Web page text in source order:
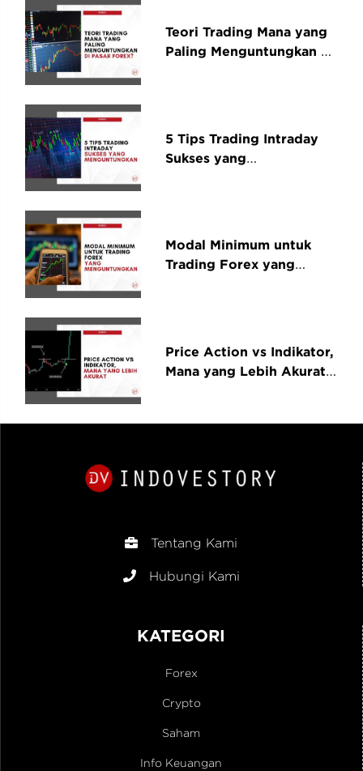
Teori Trading Mana yang
Paling Menguntungkan di
5 Tips Trading Intraday
Sukses yang
Modal Minimum untuk
Trading Forex yang
Price Action vs Indikator,
Mana yang Lebih Akurat
Tentang Kami
Hubungi Kami
KATEGORI
Forex
Crypto
Saham
Info Keuangan